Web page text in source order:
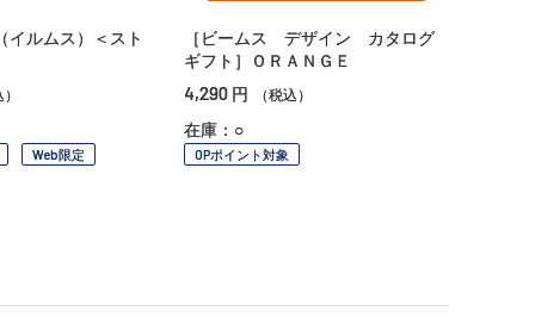
イルムス）＜スト
Web限定
［ビームス デザイン カタログ
ギフト］ＯＲＡＮＧＥ
4,290 円 （税込）
在庫：○
OPポイント対象